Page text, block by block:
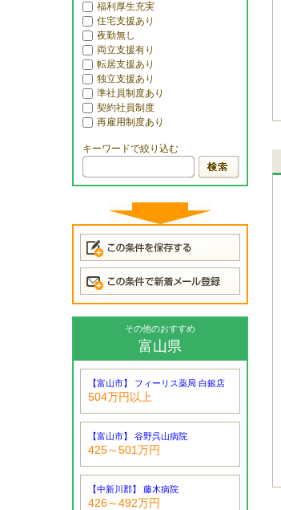
福利厚生充実
住宅支援あり
夜勤無し
両立支援有り
転居支援あり
独立支援あり
準社員制度あり
契約社員制度
再雇用制度あり
キーワードで絞り込む
その他のおすすめ
富山県
【富山市】 フィーリス薬局 白銀店
504万円以上
【富山市】 谷野呉山病院
425～501万円
【中新川郡】 藤木病院
426～492万円